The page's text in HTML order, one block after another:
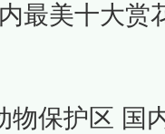
最美十大赏
物保护区 国